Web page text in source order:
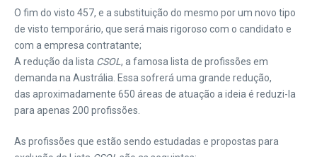
O fim do visto 457, e a substituição do mesmo por um novo tipo
de visto temporário, que será mais rigoroso com o candidato e
com a empresa contratante;
A redução da lista CSOL, a famosa lista de profissões em
demanda na Austrália. Essa sofrerá uma grande redução,
das aproximadamente 650 áreas de atuação a ideia é reduzi-la
para apenas 200 profissões.
As profissões que estão sendo estudadas e propostas para